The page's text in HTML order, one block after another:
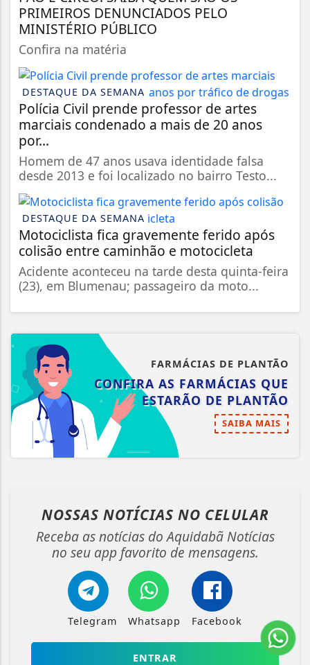
PRIMEIROS DENUNCIADOS PELO
MINISTÉRIO PÚBLICO
Confira na matéria
DESTAQUE DA SEMANA
Polícia Civil prende professor de artes
marciais condenado a mais de 20 anos
por...
Homem de 47 anos usava identidade falsa
desde 2013 e foi localizado no bairro Testo...
DESTAQUE DA SEMANA
Motociclista fica gravemente ferido após
colisão entre caminhão e motocicleta
Acidente aconteceu na tarde desta quinta-feira
(23), em Blumenau; passageiro da moto...
FARMÁCIAS DE PLANTÃO
CONFIRA AS FARMÁCIAS QUE
ESTARÃO DE PLANTÃO
SAIBA MAIS
NOSSAS NOTÍCIAS NO CELULAR
Receba as notícias do Aquidabã Notícias
no seu app favorito de mensagens.
Telegram Whatsapp Facebook
ENTRAR